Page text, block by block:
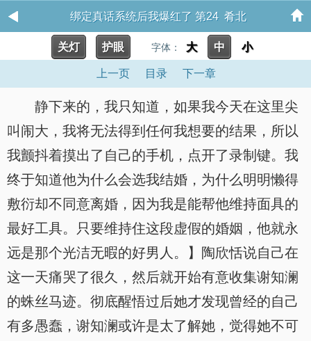
绑定真话系统后我爆红了 第24 肴北
关灯 护眼 字体： 大 中 小
上一页 目录 下一章
静下来的，我只知道，如果我今天在这里尖
叫闹大，我将无法得到任何我想要的结果，所以
我颤抖着摸出了自己的手机，点开了录制键。我
终于知道他为什么会选我结婚，为什么明明懒得
敷衍却不同意离婚，因为我是能帮他维持面具的
最好工具。只要维持住这段虚假的婚姻，他就永
远是那个光洁无暇的好男人。】陶欣恬说自己在
这一天痛哭了很久，然后就开始有意收集谢知澜
的蛛丝马迹。彻底醒悟过后她才发现曾经的自己
有多愚蠢，谢知澜或许是太了解她，觉得她不可